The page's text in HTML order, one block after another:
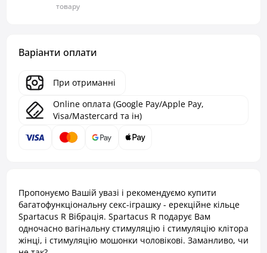
товару
Варіанти оплати
При отриманні
Online оплата (Google Pay/Apple Pay,
Visa/Mastercard та ін)
Пропонуємо Вашій увазі і рекомендуємо купити
багатофункціональну секс-іграшку - ерекційне кільце
Spartacus R Вібрація. Spartacus R подарує Вам
одночасно вагінальну стимуляцію і стимуляцію клітора
жінці, і стимуляцію мошонки чоловікові. Заманливо, чи